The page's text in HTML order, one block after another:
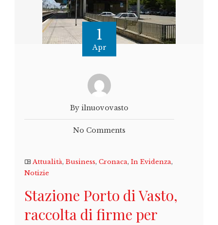
1
Apr
By ilnuovovasto
No Comments
Attualità, Business, Cronaca, In Evidenza,
Notizie
Stazione Porto di Vasto,
raccolta di firme per